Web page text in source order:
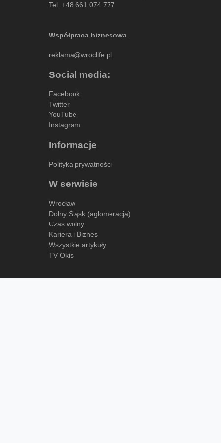
Tel: +48 661 074 777
Współpraca biznesowa
reklama@wroclife.pl
Social media:
Facebook
Twitter
YouTube
Instagram
Informacje
Polityka prywatności
W serwisie
Wrocław
Dolny Śląsk (aglomeracja)
Czas wolny
Kariera i Biznes
Wszystkie artykuły
TV Okis